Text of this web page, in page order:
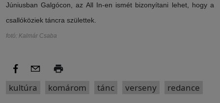
Júniusban Galgócon, az All In-en ismét bizonyítani lehet, hogy a
csallóköziek táncra születtek.
fotó: Kalmár Csaba
kultúra komárom tánc verseny redance